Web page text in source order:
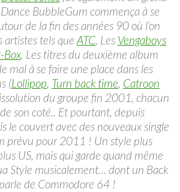
BubbleGum commença à se
de la fin des années 90 où l’on
artistes tels que ATC, Les Vengaboys
Box. Les titres du deuxième album
mal à se faire une place dans les
(Lollipop, Turn back time, Catroon
du groupe fin 2001, chacun
son coté.. Et pourtant, depuis
le couvert avec des nouveaux single
prévu pour 2011 ! Un style plus
US, mais qui garde quand même
Style musicalement… dont un Back
de Commodore 64 !